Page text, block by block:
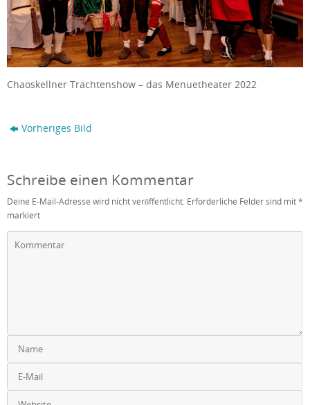
Chaoskellner Trachtenshow – das Menuetheater 2022
Vorheriges Bild
Schreibe einen Kommentar
Deine E-Mail-Adresse wird nicht veröffentlicht. Erforderliche Felder sind mit*
markiert